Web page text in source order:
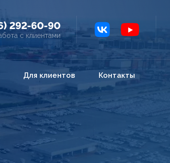
292-60-90
с клиентами
Для клиентов Контакты